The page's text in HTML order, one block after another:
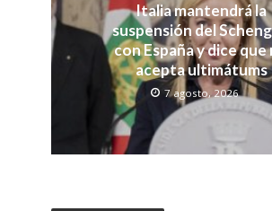
Italia mantendrá la
suspensión del
con España y dice que
acepta ultimátums
7 agosto, 2026